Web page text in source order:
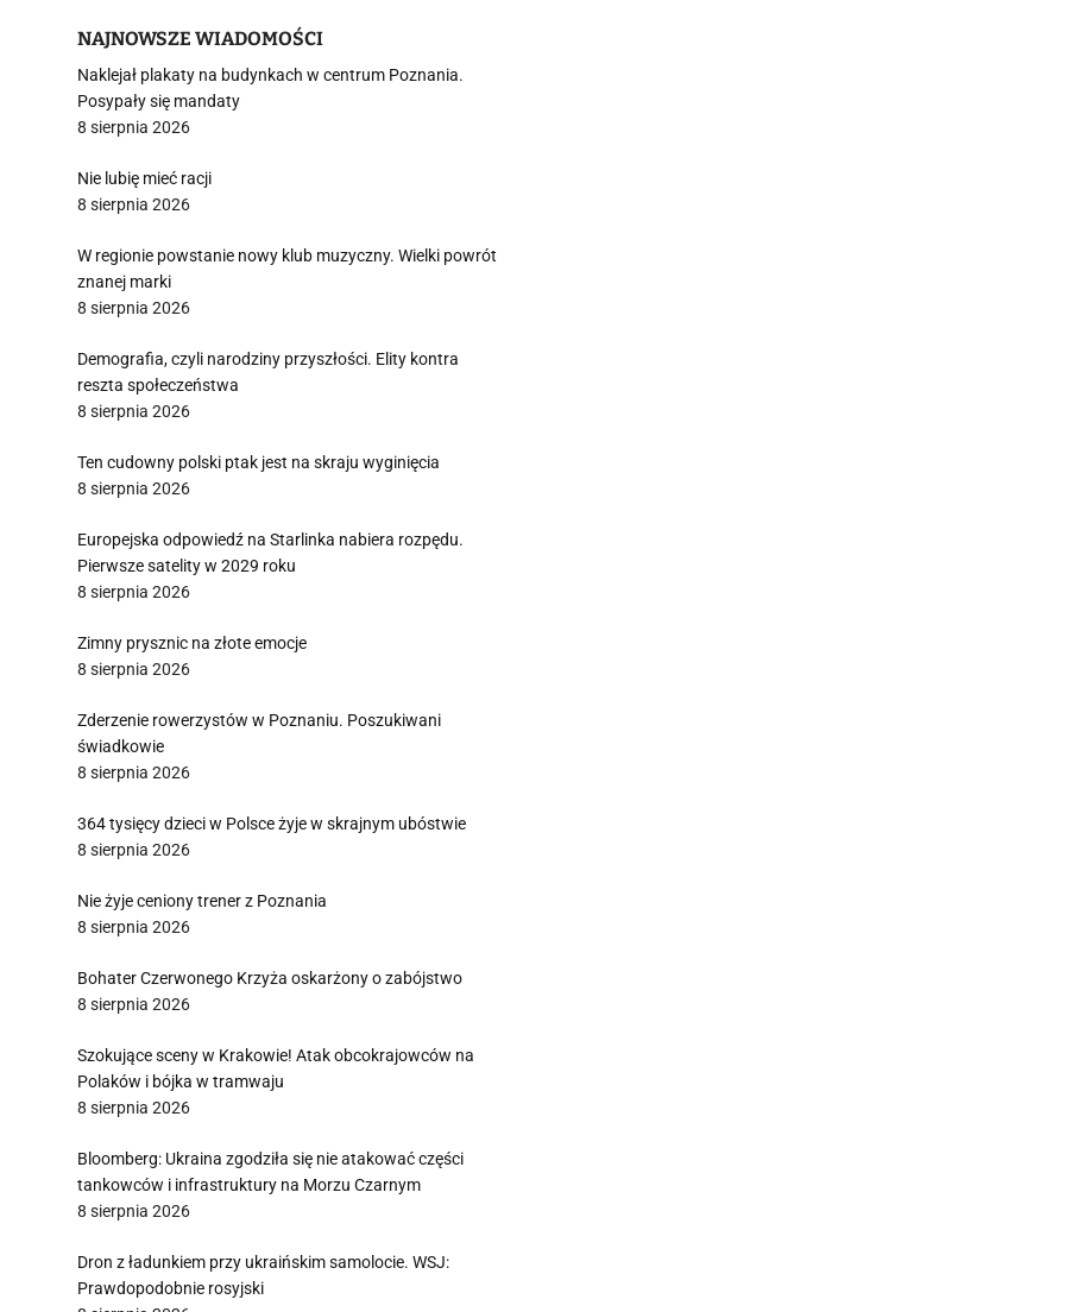
NAJNOWSZE WIADOMOŚCI
Naklejał plakaty na budynkach w centrum Poznania.
Posypały się mandaty
8 sierpnia 2026
Nie lubię mieć racji
8 sierpnia 2026
W regionie powstanie nowy klub muzyczny. Wielki powrót
znanej marki
8 sierpnia 2026
Demografia, czyli narodziny przyszłości. Elity kontra
reszta społeczeństwa
8 sierpnia 2026
Ten cudowny polski ptak jest na skraju wyginięcia
8 sierpnia 2026
Europejska odpowiedź na Starlinka nabiera rozpędu.
Pierwsze satelity w 2029 roku
8 sierpnia 2026
Zimny prysznic na złote emocje
8 sierpnia 2026
Zderzenie rowerzystów w Poznaniu. Poszukiwani
świadkowie
8 sierpnia 2026
364 tysięcy dzieci w Polsce żyje w skrajnym ubóstwie
8 sierpnia 2026
Nie żyje ceniony trener z Poznania
8 sierpnia 2026
Bohater Czerwonego Krzyża oskarżony o zabójstwo
8 sierpnia 2026
Szokujące sceny w Krakowie! Atak obcokrajowców na
Polaków i bójka w tramwaju
8 sierpnia 2026
Bloomberg: Ukraina zgodziła się nie atakować części
tankowców i infrastruktury na Morzu Czarnym
8 sierpnia 2026
Dron z ładunkiem przy ukraińskim samolocie. WSJ:
Prawdopodobnie rosyjski